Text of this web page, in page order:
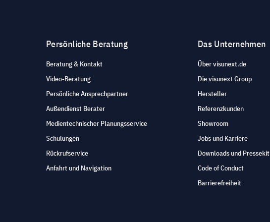
Persönliche Beratung
Beratung & Kontakt
Video-Beratung
Persönliche Ansprechpartner
Außendienst Berater
Medientechnischer Planungsservice
Schulungen
Rückrufservice
Anfahrt und Navigation
Das Unternehmen
Über visunext.de
Die visunext Group
Hersteller
Referenzkunden
Showroom
Jobs und Karriere
Downloads und Pressekit
Code of Conduct
Barrierefreiheit